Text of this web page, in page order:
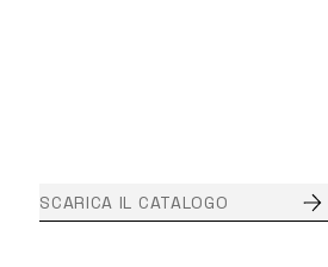
SCARICA IL CATALOGO